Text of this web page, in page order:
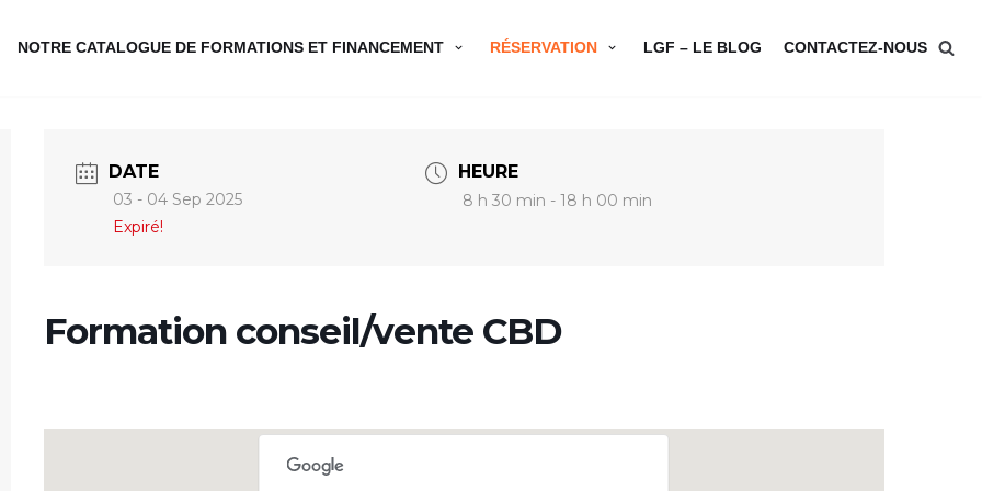
NOTRE CATALOGUE DE FORMATIONS ET FINANCEMENT RÉSERVATION LGF – LE BLOG CONTACTEZ-NOUS
DATE
03 - 04 Sep 2025
Expiré!
HEURE
8 h 30 min - 18 h 00 min
Formation conseil/vente CBD